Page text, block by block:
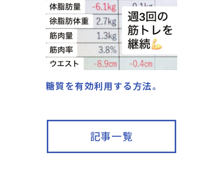
糖質を有効利用する方法。
記事一覧